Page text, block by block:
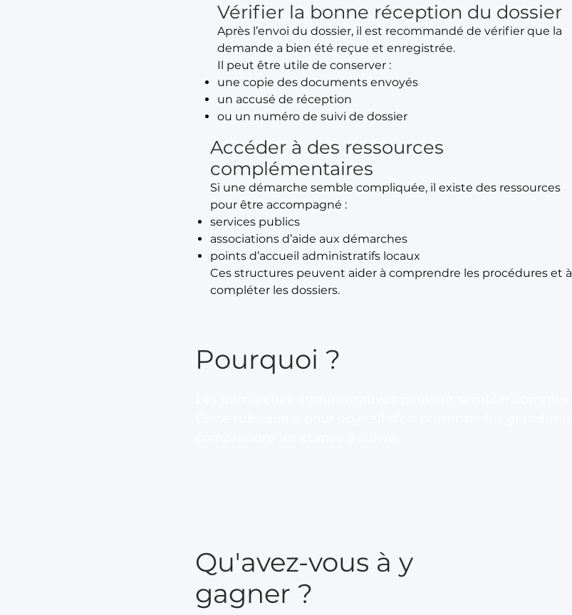
Vérifier la bonne réception du dossier
Après l’envoi du dossier, il est recommandé de vérifier que la
demande a bien été reçue et enregistrée.
Il peut être utile de conserver :
une copie des documents envoyés
un accusé de réception
ou un numéro de suivi de dossier
Accéder à des ressources
complémentaires
Si une démarche semble compliquée, il existe des ressources
pour être accompagné :
services publics
associations d’aide aux démarches
points d’accueil administratifs locaux
Ces structures peuvent aider à comprendre les procédures et à
compléter les dossiers.
Pourquoi ?
Qu'avez-vous à y
gagner ?